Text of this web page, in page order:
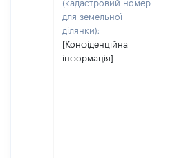
(кадастровий номер
для земельної
ділянки):
[Конфіденційна
інформація]